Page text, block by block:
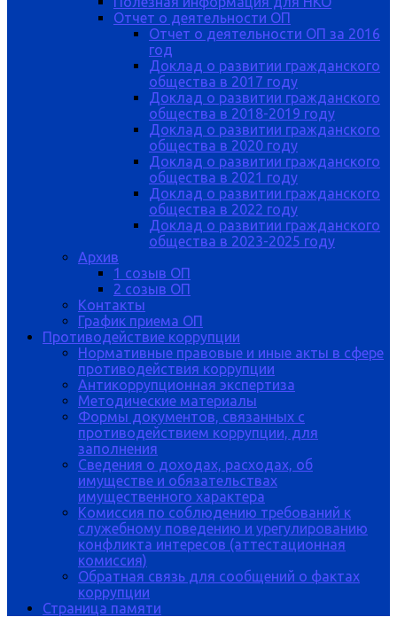
Отчет о деятельности ОП
Отчет о деятельности ОП за 2016
год
Доклад о развитии гражданского
общества в 2017 году
Доклад о развитии гражданского
общества в 2018-2019 году
Доклад о развитии гражданского
общества в 2020 году
Доклад о развитии гражданского
общества в 2021 году
Доклад о развитии гражданского
общества в 2022 году
Доклад о развитии гражданского
общества в 2023-2025 году
Архив
1 созыв ОП
2 созыв ОП
Контакты
График приема ОП
Противодействие коррупции
Нормативные правовые и иные акты в сфере
противодействия коррупции
Антикоррупционная экспертиза
Методические материалы
Формы документов, связанных с
противодействием коррупции, для
заполнения
Сведения о доходах, расходах, об
имуществе и обязательствах
имущественного характера
Комиссия по соблюдению требований к
служебному поведению и урегулированию
конфликта интересов (аттестационная
комиссия)
Обратная связь для сообщений о фактах
коррупции
Страница памяти